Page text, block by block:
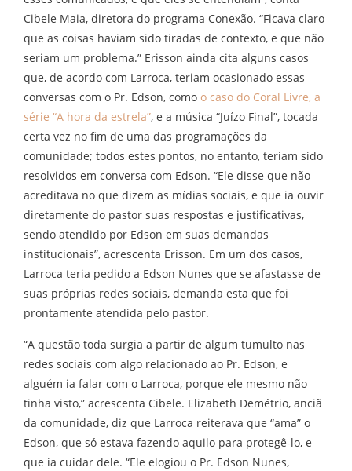
Cibele Maia, diretora do programa Conexão. “Ficava claro
que as coisas haviam sido tiradas de contexto, e que não
seriam um problema.” Erisson ainda cita alguns casos
que, de acordo com Larroca, teriam ocasionado essas
conversas com o Pr. Edson, como o caso do Coral Livre, a
série “A hora da estrela”, e a música “Juízo Final”, tocada
certa vez no fim de uma das programações da
comunidade; todos estes pontos, no entanto, teriam sido
resolvidos em conversa com Edson. “Ele disse que não
acreditava no que dizem as mídias sociais, e que ia ouvir
diretamente do pastor suas respostas e justificativas,
sendo atendido por Edson em suas demandas
institucionais”, acrescenta Erisson. Em um dos casos,
Larroca teria pedido a Edson Nunes que se afastasse de
suas próprias redes sociais, demanda esta que foi
prontamente atendida pelo pastor.
“A questão toda surgia a partir de algum tumulto nas
redes sociais com algo relacionado ao Pr. Edson, e
alguém ia falar com o Larroca, porque ele mesmo não
tinha visto,” acrescenta Cibele. Elizabeth Demétrio, anciã
da comunidade, diz que Larroca reiterava que “ama” o
Edson, que só estava fazendo aquilo para protegê-lo, e
que ia cuidar dele. “Ele elogiou o Pr. Edson Nunes,